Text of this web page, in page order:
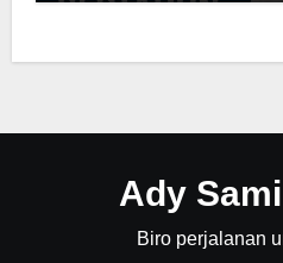
Ady
Biro perjalanan